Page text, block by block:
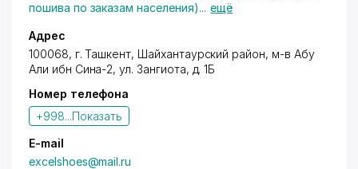
пошива по заказам населения)... ещё
Адрес
100068, г. Ташкент, Шайхантаурский район, м-в Абу
Али ибн Сина-2,ул. Зангиота, д. 1Б
Номер телефона
+998...Показать
E-mail
excelshoes@mail.ru